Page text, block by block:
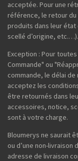
acceptée. Pour une
référence, le retour
produits dans leur
scellé d’origine, etc.…).
Exception : Pour
Commande" ou
commande, le délai
acceptez les
être retournés dans
accessoires, notice,
sont à votre charge.
Bloumerys ne saurait
ou d’une non-livraison
adresse de livraison